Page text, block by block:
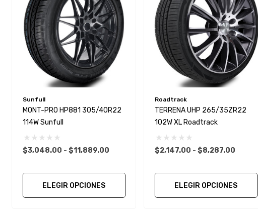
Sunfull
MONT-PRO HP881 305/40R22
114W Sunfull
$3,048.00 - $11,889.00
ELEGIR OPCIONES
Roadtrack
TERRENA UHP 265/35ZR22
102W XL Roadtrack
$2,147.00 - $8,287.00
ELEGIR OPCIONES